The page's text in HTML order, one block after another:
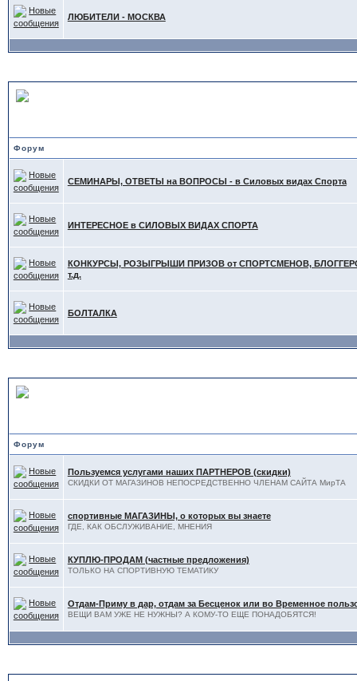
ЛЮБИТЕЛИ - МОСКВА
Форум
СЕМИНАРЫ, ОТВЕТЫ на ВОПРОСЫ - в Силовых видах Спорта
ИНТЕРЕСНОЕ в СИЛОВЫХ ВИДАХ СПОРТА
КОНКУРСЫ, РОЗЫГРЫШИ ПРИЗОВ от СПОРТСМЕНОВ,
т.д.
БОЛТАЛКА
Форум
Пользуемся услугами наших ПАРТНЕРОВ (скидки)
СКИДКИ ОТ МАГАЗИНОВ НЕПОСРЕДСТВЕННО ЧЛЕНАМ САЙТА МирТА
спортивные МАГАЗИНЫ, о которых вы знаете
ГДЕ, КАК ОБСЛУЖИВАНИЕ, МНЕНИЯ
КУПЛЮ-ПРОДАМ (частные предложения)
ТОЛЬКО НА СПОРТИВНУЮ ТЕМАТИКУ
Отдам-Приму в дар, отдам за Бесценок или во Временное
ВЕЩИ ВАМ УЖЕ НЕ НУЖНЫ? А КОМУ-ТО ЕЩЕ ПОНАДОБЯТСЯ!